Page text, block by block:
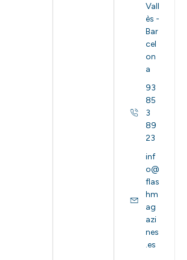
Vall
ès -
Bar
cel
on
a
93
85
3
89
23
inf
o@
flas
hm
ag
azi
nes
.es